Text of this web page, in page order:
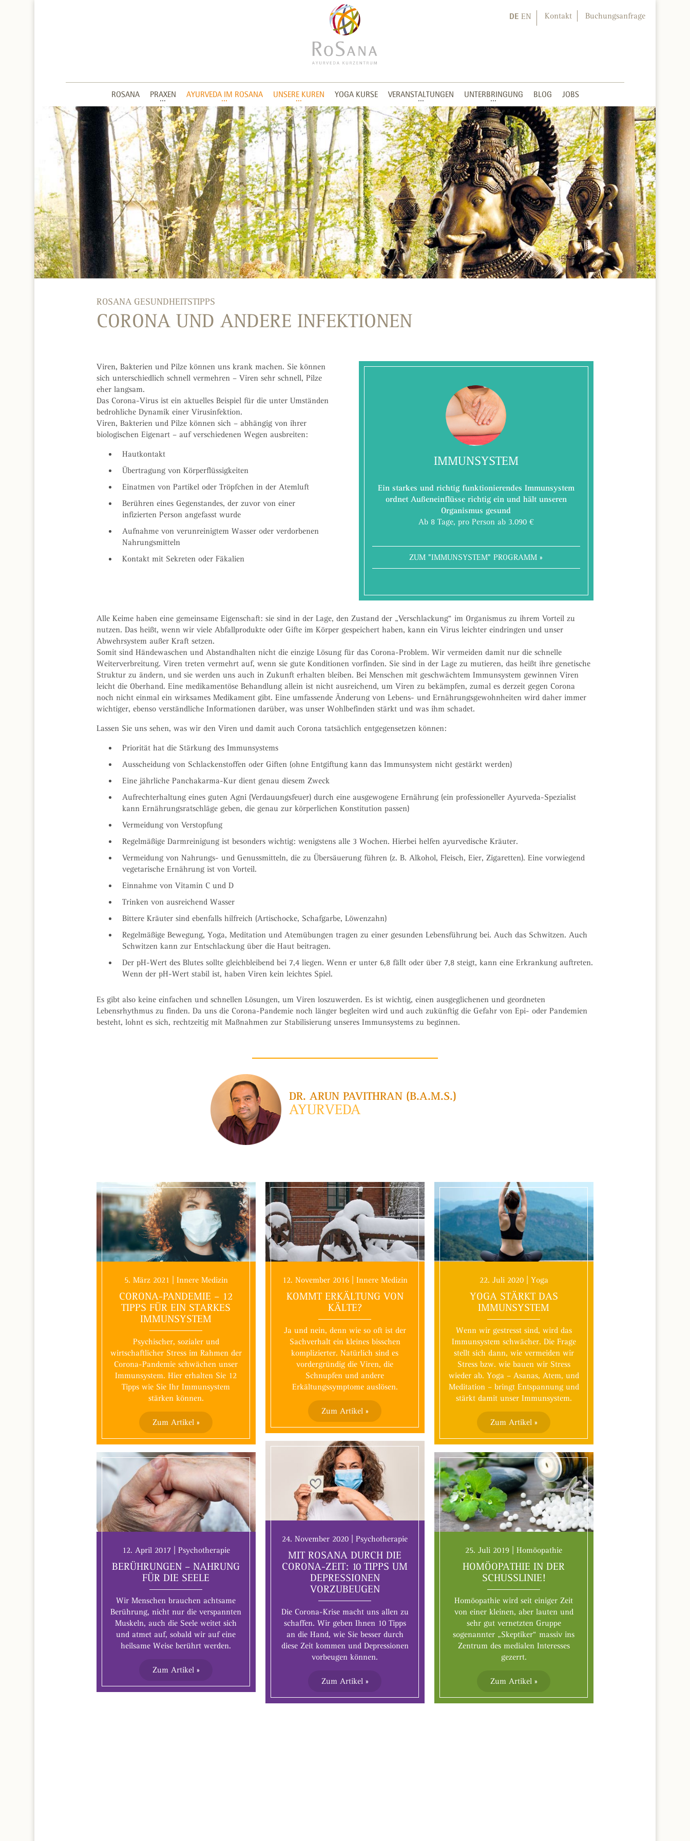
ROSANA PRAXEN AYURVEDA IM ROSANA UNSERE KUREN YOGA KURSE VERANSTALTUNGEN UNTERBRINGUNG BLOG JOBS
DE EN Kontakt Buchungsanfrage
ROSANA GESUNDHEITSTIPPS
CORONA UND ANDERE INFEKTIONEN
Viren, Bakterien und Pilze können uns krank machen. Sie können
sich unterschiedlich schnell vermehren – Viren sehr schnell, Pilze
eher langsam.
Das Corona-Virus ist ein aktuelles Beispiel für die unter Umständen
bedrohliche Dynamik einer Virusinfektion.
Viren, Bakterien und Pilze können sich – abhängig von ihrer
biologischen Eigenart – auf verschiedenen Wegen ausbreiten:
Hautkontakt
Übertragung von Körperflüssigkeiten
Einatmen von Partikel oder Tröpfchen in der Atemluft
Berühren eines Gegenstandes, der zuvor von einer
infizierten Person angefasst wurde
Aufnahme von verunreinigtem Wasser oder verdorbenen
Nahrungsmitteln
Kontakt mit Sekreten oder Fäkalien
IMMUNSYSTEM
Ein starkes und richtig funktionierendes Immunsystem
ordnet Außeneinflüsse richtig ein und hält unseren
Organismus gesund
Ab 8 Tage, pro Person ab 3.090 €
ZUM "IMMUNSYSTEM" PROGRAMM »
Alle Keime haben eine gemeinsame Eigenschaft: sie sind in der Lage, den Zustand der „Verschlackung“ im Organismus zu ihrem Vorteil zu
nutzen. Das heißt, wenn wir viele Abfallprodukte oder Gifte im Körper gespeichert haben, kann ein Virus leichter eindringen und unser
Abwehrsystem außer Kraft setzen.
Somit sind Händewaschen und Abstandhalten nicht die einzige Lösung für das Corona-Problem. Wir vermeiden damit nur die schnelle
Weiterverbreitung. Viren treten vermehrt auf, wenn sie gute Konditionen vorfinden. Sie sind in der Lage zu mutieren, das heißt ihre genetische
Struktur zu ändern, und sie werden uns auch in Zukunft erhalten bleiben. Bei Menschen mit geschwächtem Immunsystem gewinnen Viren
leicht die Oberhand. Eine medikamentöse Behandlung allein ist nicht ausreichend, um Viren zu bekämpfen, zumal es derzeit gegen Corona
noch nicht einmal ein wirksames Medikament gibt. Eine umfassende Änderung von Lebens- und Ernährungsgewohnheiten wird daher immer
wichtiger, ebenso verständliche Informationen darüber, was unser Wohlbefinden stärkt und was ihm schadet.
Lassen Sie uns sehen, was wir den Viren und damit auch Corona tatsächlich entgegensetzen können:
Priorität hat die Stärkung des Immunsystems
Ausscheidung von Schlackenstoffen oder Giften (ohne Entgiftung kann das Immunsystem nicht gestärkt werden)
Eine jährliche Panchakarma-Kur dient genau diesem Zweck
Aufrechterhaltung eines guten Agni (Verdauungsfeuer) durch eine ausgewogene Ernährung (ein professioneller Ayurveda-Spezialist
kann Ernährungsratschläge geben, die genau zur körperlichen Konstitution passen)
Vermeidung von Verstopfung
Regelmäßige Darmreinigung ist besonders wichtig: wenigstens alle 3 Wochen. Hierbei helfen ayurvedische Kräuter.
Vermeidung von Nahrungs- und Genussmitteln, die zu Übersäuerung führen (z. B. Alkohol, Fleisch, Eier, Zigaretten). Eine vorwiegend
vegetarische Ernährung ist von Vorteil.
Einnahme von Vitamin C und D
Trinken von ausreichend Wasser
Bittere Kräuter sind ebenfalls hilfreich (Artischocke, Schafgarbe, Löwenzahn)
Regelmäßige Bewegung, Yoga, Meditation und Atemübungen tragen zu einer gesunden Lebensführung bei. Auch das Schwitzen. Auch
Schwitzen kann zur Entschlackung über die Haut beitragen.
Der pH-Wert des Blutes sollte gleichbleibend bei 7,4 liegen. Wenn er unter 6,8 fällt oder über 7,8 steigt, kann eine Erkrankung auftreten.
Wenn der pH-Wert stabil ist, haben Viren kein leichtes Spiel.
Es gibt also keine einfachen und schnellen Lösungen, um Viren loszuwerden. Es ist wichtig, einen ausgeglichenen und geordneten
Lebensrhythmus zu finden. Da uns die Corona-Pandemie noch länger begleiten wird und auch zukünftig die Gefahr von Epi- oder Pandemien
besteht, lohnt es sich, rechtzeitig mit Maßnahmen zur Stabilisierung unseres Immunsystems zu beginnen.
DR. ARUN PAVITHRAN (B.A.M.S.)
AYURVEDA
5. März 2021 | Innere Medizin
CORONA-PANDEMIE – 12
TIPPS FÜR EIN STARKES
IMMUNSYSTEM
Psychischer, sozialer und
wirtschaftlicher Stress im Rahmen der
Corona-Pandemie schwächen unser
Immunsystem. Hier erhalten Sie 12
Tipps wie Sie Ihr Immunsystem
stärken können.
Zum Artikel »
12. November 2016 | Innere Medizin
KOMMT ERKÄLTUNG VON
KÄLTE?
Ja und nein, denn wie so oft ist der
Sachverhalt ein kleines bisschen
komplizierter. Natürlich sind es
vordergründig die Viren, die
Schnupfen und andere
Erkältungssymptome auslösen.
Zum Artikel »
22. Juli 2020 | Yoga
YOGA STÄRKT DAS
IMMUNSYSTEM
Wenn wir gestresst sind, wird das
Immunsystem schwächer. Die Frage
stellt sich dann, wie vermeiden wir
Stress bzw. wie bauen wir Stress
wieder ab. Yoga – Asanas, Atem, und
Meditation – bringt Entspannung und
stärkt damit unser Immunsystem.
Zum Artikel »
12. April 2017 | Psychotherapie
BERÜHRUNGEN – NAHRUNG
FÜR DIE SEELE
Wir Menschen brauchen achtsame
Berührung, nicht nur die verspannten
Muskeln, auch die Seele weitet sich
und atmet auf, sobald wir auf eine
heilsame Weise berührt werden.
Zum Artikel »
24. November 2020 | Psychotherapie
MIT ROSANA DURCH DIE
CORONA-ZEIT: 10 TIPPS UM
DEPRESSIONEN
VORZUBEUGEN
Die Corona-Krise macht uns allen zu
schaffen. Wir geben Ihnen 10 Tipps
an die Hand, wie Sie besser durch
diese Zeit kommen und Depressionen
vorbeugen können.
Zum Artikel »
25. Juli 2019 | Homöopathie
HOMÖOPATHIE IN DER
SCHUSSLINIE!
Homöopathie wird seit einiger Zeit
von einer kleinen, aber lauten und
sehr gut vernetzten Gruppe
sogenannter „Skeptiker“ massiv ins
Zentrum des medialen Interesses
gezerrt.
Zum Artikel »